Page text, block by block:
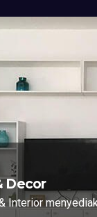
Decor
Interior